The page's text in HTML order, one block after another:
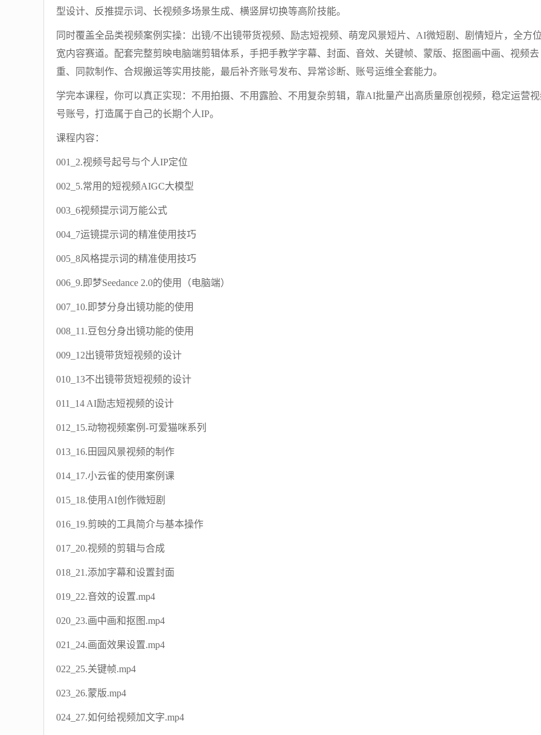
型设计、反推提示词、长视频多场景生成、横竖屏切换等高阶技能。
同时覆盖全品类视频案例实操：出镜/不出镜带货视频、励志短视频、萌宠风景短片、AI微短剧、剧情短片，全方
宽内容赛道。配套完整剪映电脑端剪辑体系，手把手教学字幕、封面、音效、关键帧、蒙版、抠图画中画、视频去
重、同款制作、合规搬运等实用技能，最后补齐账号发布、异常诊断、账号运维全套能力。
学完本课程，你可以真正实现：不用拍摄、不用露脸、不用复杂剪辑，靠AI批量产出高质量原创视频，稳定运营
号账号，打造属于自己的长期个人IP。
课程内容：
001_2.视频号起号与个人IP定位
002_5.常用的短视频AIGC大模型
003_6视频提示词万能公式
004_7运镜提示词的精准使用技巧
005_8风格提示词的精准使用技巧
006_9.即梦Seedance 2.0的使用（电脑端）
007_10.即梦分身出镜功能的使用
008_11.豆包分身出镜功能的使用
009_12出镜带货短视频的设计
010_13不出镜带货短视频的设计
011_14 AI励志短视频的设计
012_15.动物视频案例-可爱猫咪系列
013_16.田园风景视频的制作
014_17.小云雀的使用案例课
015_18.使用AI创作微短剧
016_19.剪映的工具简介与基本操作
017_20.视频的剪辑与合成
018_21.添加字幕和设置封面
019_22.音效的设置.mp4
020_23.画中画和抠图.mp4
021_24.画面效果设置.mp4
022_25.关键帧.mp4
023_26.蒙版.mp4
024_27.如何给视频加文字.mp4